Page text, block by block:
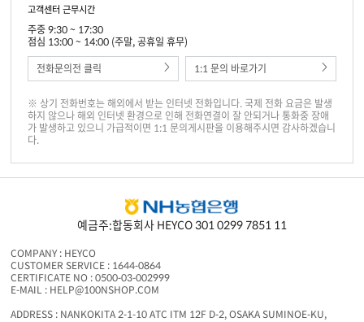
고객센터 근무시간
주중 9:30 ~ 17:30
점심 13:00 ~ 14:00 (주말, 공휴일 휴무)
전화문의전 클릭
1:1 문의 바로가기
※ 상기 전화번호는 해외에서 받는 인터넷 전화입니다. 국제 전화 요금은 발생
하지 않으나 해외 인터넷 환경으로 인해 전화연결이 잘 안되거나 통화중 장애
가 발생하고 있으니 가급적이면 1:1 문의게시판을 이용해주시면 감사하겠습니
다.
예금주:합동회사 HEYCO 301 0299 7851 11
COMPANY : HEYCO
CUSTOMER SERVICE : 1644-0864
CERTIFICATE NO : 0500-03-002999
E-MAIL : HELP@100NSHOP.COM
ADDRESS : NANKOKITA 2-1-10 ATC ITM 12F D-2, OSAKA SUMINOE-KU,